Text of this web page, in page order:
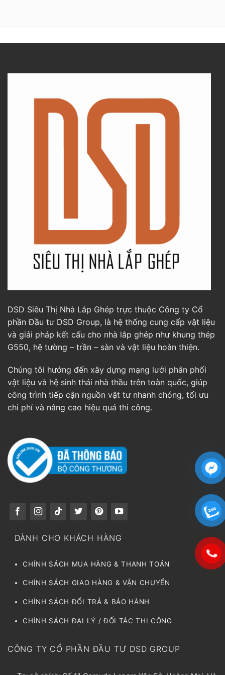
DSD Siêu Thị Nhà Lắp Ghép trực thuộc Công ty Cổ
phần Đầu tư DSD Group, là hệ thống cung cấp vật liệu
và giải pháp kết cấu cho nhà lắp ghép như khung thép
G550, hệ tường – trần – sàn và vật liệu hoàn thiện.
Chúng tôi hướng đến xây dựng mạng lưới phân phối
vật liệu và hệ sinh thái nhà thầu trên toàn quốc, giúp
công trình tiếp cận nguồn vật tư nhanh chóng, tối ưu
chi phí và nâng cao hiệu quả thi công.
DÀNH CHO KHÁCH HÀNG
CHÍNH SÁCH MUA HÀNG & THANH TOÁN
CHÍNH SÁCH GIAO HÀNG & VẬN CHUYỂN
CHÍNH SÁCH ĐỔI TRẢ & BẢO HÀNH
CHÍNH SÁCH ĐẠI LÝ / ĐỐI TÁC THI CÔNG
CÔNG TY CỔ PHẦN ĐẦU TƯ DSD GROUP